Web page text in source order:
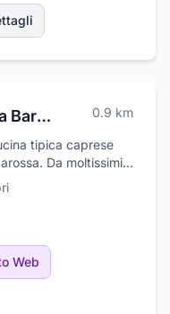
abbellire i momenti
la giusta
allestimenti chiese e
Ristorante Pizzeria Barbarossa 0.9 km
tipica caprese
Da moltissimi
dell'isola scelgono il
un incontro, una
Il motivo è
come una volta,
del personale,
delle pietanze
Claudio e Vittorio
il sito internet
Web